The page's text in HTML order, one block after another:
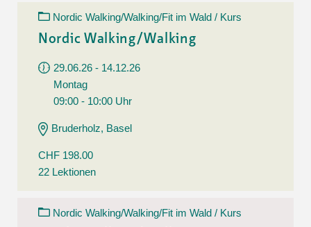
Nordic Walking/Walking/Fit im Wald / Kurs
Nordic Walking/Walking
29.06.26 - 14.12.26
Montag
09:00 - 10:00 Uhr
Bruderholz, Basel
CHF 198.00
22 Lektionen
Nordic Walking/Walking/Fit im Wald / Kurs